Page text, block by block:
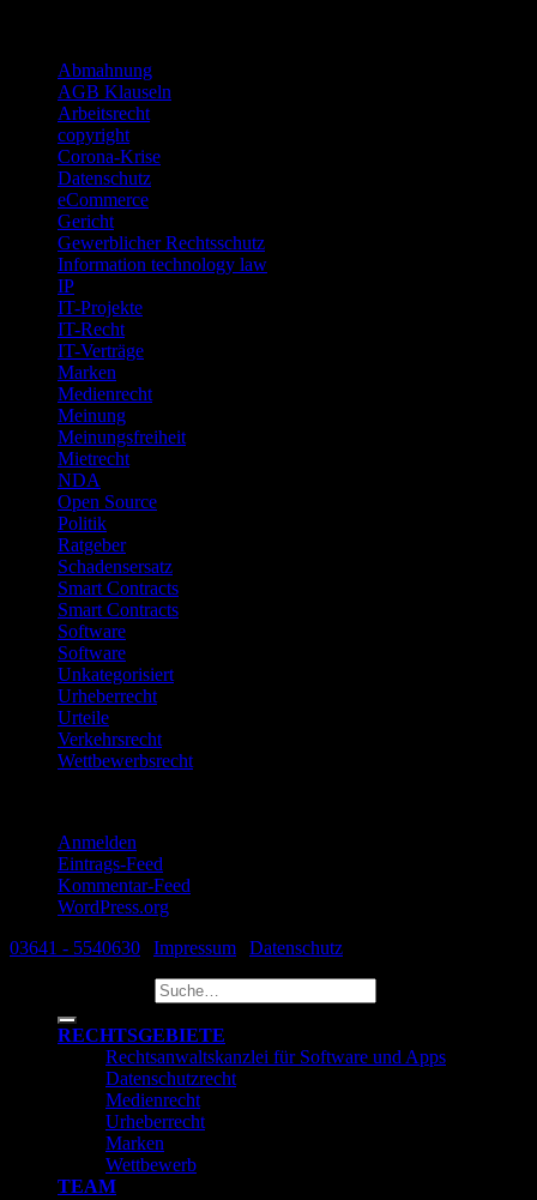
Abmahnung
AGB Klauseln
Arbeitsrecht
copyright
Corona-Krise
Datenschutz
eCommerce
Gericht
Gewerblicher Rechtsschutz
Information technology law
IP
IT-Projekte
IT-Recht
IT-Verträge
Marken
Medienrecht
Meinung
Meinungsfreiheit
Mietrecht
NDA
Open Source
Politik
Ratgeber
Schadensersatz
Smart Contracts
Smart Contracts
Software
Software
Unkategorisiert
Urheberrecht
Urteile
Verkehrsrecht
Wettbewerbsrecht
Anmelden
Eintrags-Feed
Kommentar-Feed
WordPress.org
03641 - 5540630
Impressum Datenschutz
RECHTSGEBIETE
Rechtsanwaltskanzlei für Software und Apps
Datenschutzrecht
Medienrecht
Urheberrecht
Marken
Wettbewerb
TEAM